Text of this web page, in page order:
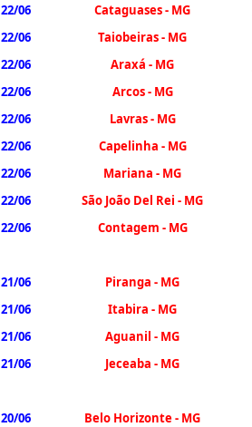
22/06 Cataguases - MG
22/06
Taiobeiras - MG
22/06 Araxá - MG
22/06
Arcos - MG
22/06 Lavras - MG
22/06
Capelinha - MG
22/06 Mariana - MG
22/06 São João Del Rei - MG
22/06 Contagem - MG
21/06 Piranga - MG
21/06
Itabira - MG
21/06 Aguanil - MG
21/06
Jeceaba - MG
20/06 Belo Horizonte - MG